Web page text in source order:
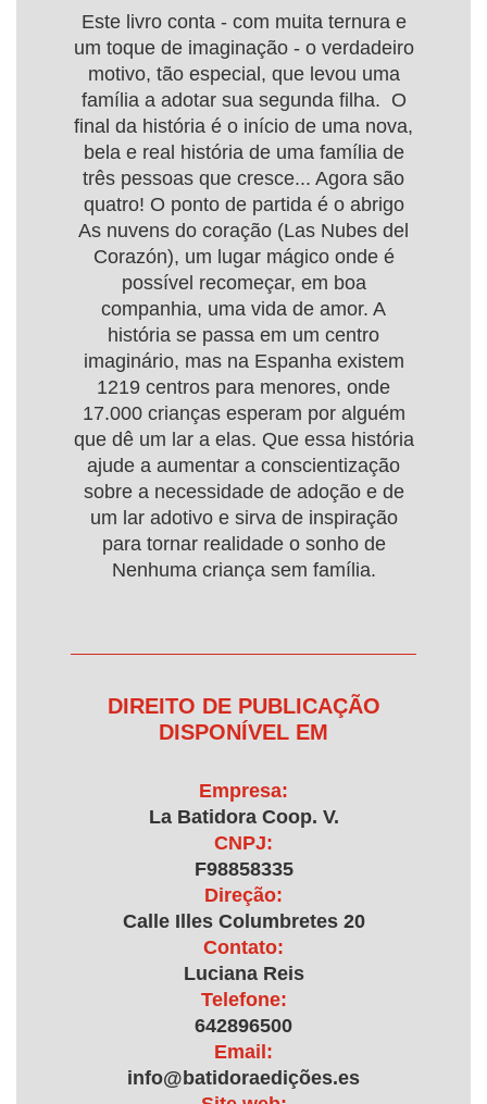
Este livro conta - com muita ternura e
um toque de imaginação - o verdadeiro
motivo, tão especial, que levou uma
família a adotar sua segunda filha. O
final da história é o início de uma nova,
bela e real história de uma família de
três pessoas que cresce... Agora são
quatro! O ponto de partida é o abrigo
As nuvens do coração (Las Nubes del
Corazón), um lugar mágico onde é
possível recomeçar, em boa
companhia, uma vida de amor. A
história se passa em um centro
imaginário, mas na Espanha existem
1219 centros para menores, onde
17.000 crianças esperam por alguém
que dê um lar a elas. Que essa história
ajude a aumentar a conscientização
sobre a necessidade de adoção e de
um lar adotivo e sirva de inspiração
para tornar realidade o sonho de
Nenhuma criança sem família.
DIREITO DE PUBLICAÇÃO
DISPONÍVEL EM
Empresa:
La Batidora Coop. V.
CNPJ:
F98858335
Direção:
Calle Illes Columbretes 20
Contato:
Luciana Reis
Telefone:
642896500
Email:
info@batidoraedições.es